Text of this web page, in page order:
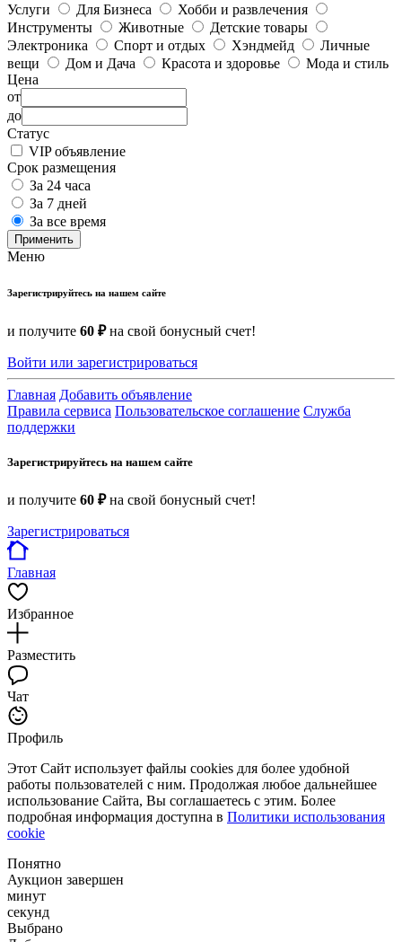
Услуги
Для Бизнеса
Хобби и развлечения
Инструменты
Животные
Детские товары
Электроника
Спорт и отдых Хэндмейд
Личные
вещи
Дом и Дача Красота и здоровье
Мода и стиль
Цена
от
до
Статус
VIP объявление
Срок размещения
За 24 часа
За 7 дней
За все время
Применить
Меню
Зарегистрируйтесь на нашем сайте
и получите 60 ₽на свой бонусный счет!
Войти или зарегистрироваться
Главная Добавить объявление
Правила сервиса Пользовательское соглашение Служба
поддержки
Зарегистрируйтесь на нашем сайте
и получите 60 ₽на свой бонусный счет!
Зарегистрироваться
Главная
Избранное
Разместить
Чат
Профиль
Этот Сайт использует файлы cookies для более удобной
работы пользователей с ним. Продолжая любое дальнейшее
использование Сайта, Вы соглашаетесь с этим. Более
подробная информация доступна в Политики использования
cookie
Понятно
Аукцион завершен
минут
секунд
Выбрано